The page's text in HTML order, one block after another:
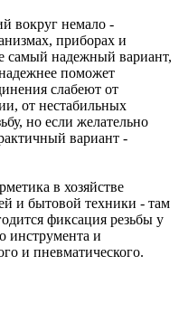
вокруг немало -
приборах и
самый надежный вариант,
поможет
слабеют от
от нестабильных
но если желательно
вариант -
в хозяйстве
и бытовой техники - там
фиксация резьбы у
инструмента и
и пневматического.